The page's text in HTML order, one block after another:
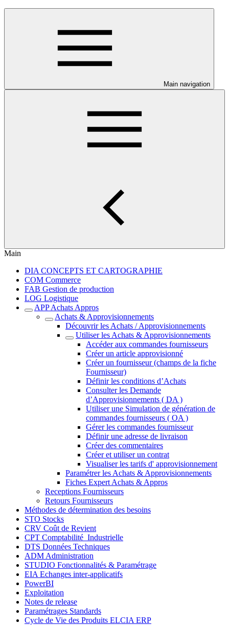
Main navigation
Main
DIA CONCEPTS ET CARTOGRAPHIE
COM Commerce
FAB Gestion de production
LOG Logistique
APP Achats Appros
Achats & Approvisionnements
Découvrir les Achats / Approvisionnements
Utiliser les Achats & Approvisionnements
Accéder aux commandes fournisseurs
Créer un article approvisionné
Créer un fournisseur (champs de la fiche
Fournisseur)
Définir les conditions d’Achats
Consulter les Demande
d’Approvisionnements ( DA )
Utiliser une Simulation de génération de
commandes fournisseurs ( OA )
Gérer les commandes fournisseur
Définir une adresse de livraison
Créer des commentaires
Créer et utiliser un contrat
Visualiser les tarifs d' approvisionnement
Paramétrer les Achats & Approvisionnements
Fiches Expert Achats & Appros
Receptions Fournisseurs
Retours Fournisseurs
Méthodes de détermination des besoins
STO Stocks
CRV Coût de Revient
CPT Comptabilité_Industrielle
DTS Données Techniques
ADM Administration
STUDIO Fonctionnalités & Paramétrage
EIA Echanges inter-applicatifs
PowerBI
Exploitation
Notes de release
Paramétrages Standards
Cycle de Vie des Produits ELCIA ERP